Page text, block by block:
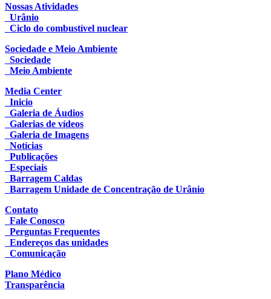
Nossas Atividades
Urânio
Ciclo do combustível nuclear
Sociedade e Meio Ambiente
Sociedade
Meio Ambiente
Media Center
Inicio
Galeria de Áudios
Galerias de vídeos
Galeria de Imagens
Notícias
Publicações
Especiais
Barragem Caldas
Barragem Unidade de Concentração de Urânio
Contato
Fale Conosco
Perguntas Frequentes
Endereços das unidades
Comunicação
Plano Médico
Transparência